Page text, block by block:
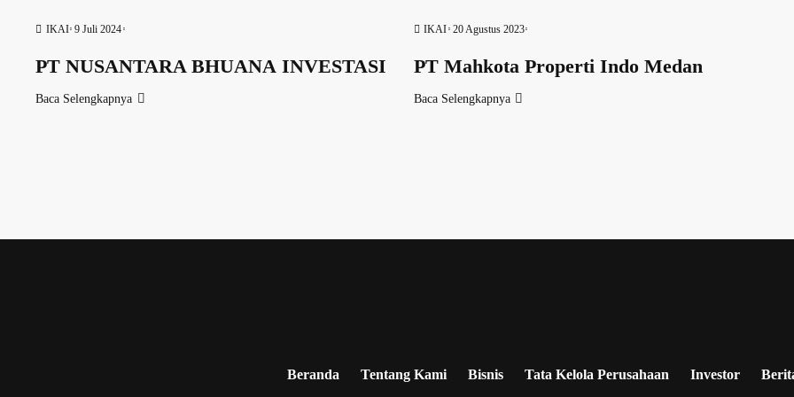
IKAI 9 Juli 2024
PT NUSANTARA BHUANA INVESTASI
Baca Selengkapnya
IKAI 20 Agustus 2023
PT Mahkota Properti Indo Medan
Baca Selengkapnya
Beranda Tentang Kami Bisnis Tata Kelola Perusahaan Investor